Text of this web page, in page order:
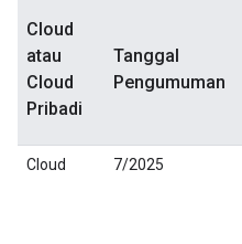
Cloud
atau
Cloud
Pribadi
Tanggal
Pengumuman
Cloud 7/2025